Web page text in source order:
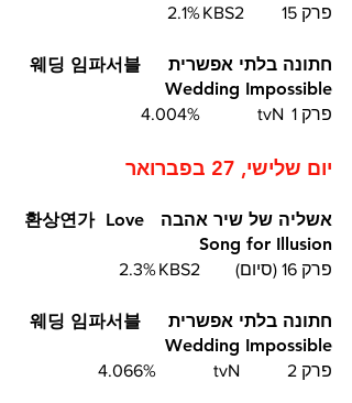
פרק 15	KBS2	2.1%
חתונה בלתי אפשרית  웨딩 임파서블
Wedding Impossible
פרק 1	 tvN		4.004%
יום שלישי, 27 בפברואר
אשליה של שיר אהבה  환상연가  Love
Song for Illusion
פרק 16 (סיום)	KBS2	2.3%
חתונה בלתי אפשרית  웨딩 임파서블
Wedding Impossible
פרק 2	 tvN		4.066%